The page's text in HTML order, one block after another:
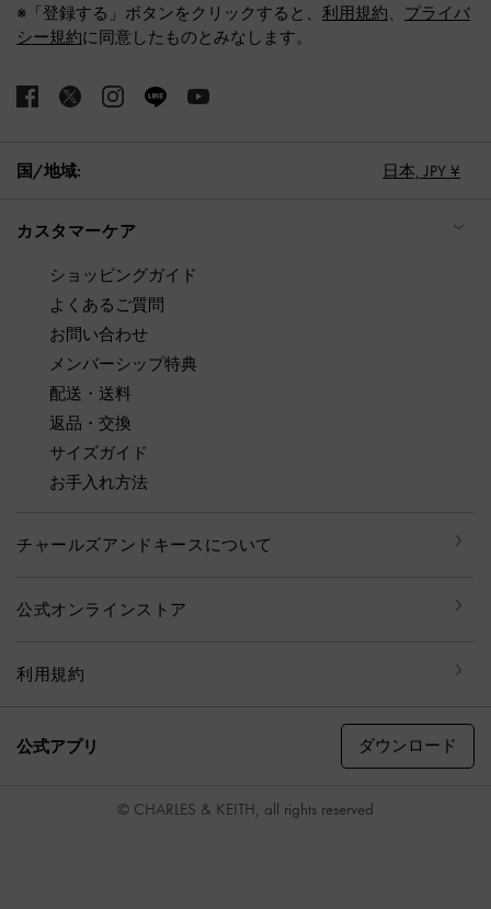
※「登録する」ボタンをクリックすると、 利用規約、 プライバ
シー規約に同意したものとみなします。
国/地域: 日本, JPY ¥
カスタマーケア
ショッピングガイド
よくあるご質問
お問い合わせ
メンバーシップ特典
配送・送料
返品・交換
サイズガイド
お手入れ方法
チャールズアンドキースについて
公式オンラインストア
利用規約
公式アプリ ダウンロード
© CHARLES & KEITH, all rights reserved